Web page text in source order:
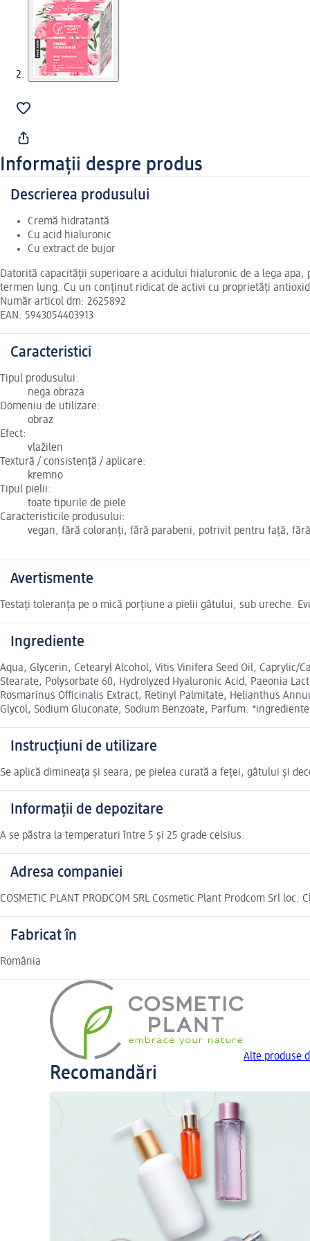
Informații despre produs
Descrierea produsului
Cremă hidratantă
Cu acid hialuronic
Cu extract de bujor
Datorită capacității superioare a acidului hialuronic de a lega
termen lung. Cu un conținut ridicat de activi cu proprietăți
Număr articol dm: 2625892
EAN: 5943054403913
Caracteristici
Tipul produsului:
nega obraza
Domeniu de utilizare:
obraz
Efect:
vlažilen
Textură / consistență / aplicare:
kremno
Tipul pielii:
toate tipurile de piele
Caracteristicile produsului:
vegan, fără coloranți, fără parabeni, potrivit pentru față,
Avertismente
Testați toleranța pe o mică porțiune a pielii gâtului, sub ureche.
Ingrediente
Aqua, Glycerin, Cetearyl Alcohol, Vitis Vinifera Seed Oil, Caprylic/
Stearate, Polysorbate 60, Hydrolyzed Hyaluronic Acid, Paeonia
Rosmarinus Officinalis Extract, Retinyl Palmitate, Helianthus
Glycol, Sodium Gluconate, Sodium Benzoate, Parfum.
Instrucțiuni de utilizare
Se aplică dimineața și seara, pe pielea curată a feţei, gâtului și
Informații de depozitare
A se păstra la temperaturi între 5 și 25 grade celsius.
Adresa companiei
COSMETIC PLANT PRODCOM SRL Cosmetic Plant Prodcom Srl
Fabricat în
România
Alte produse
Recomandări